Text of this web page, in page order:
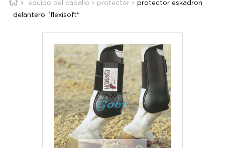
equipo del caballo protector protector eskadron
delantero "flexisoft"